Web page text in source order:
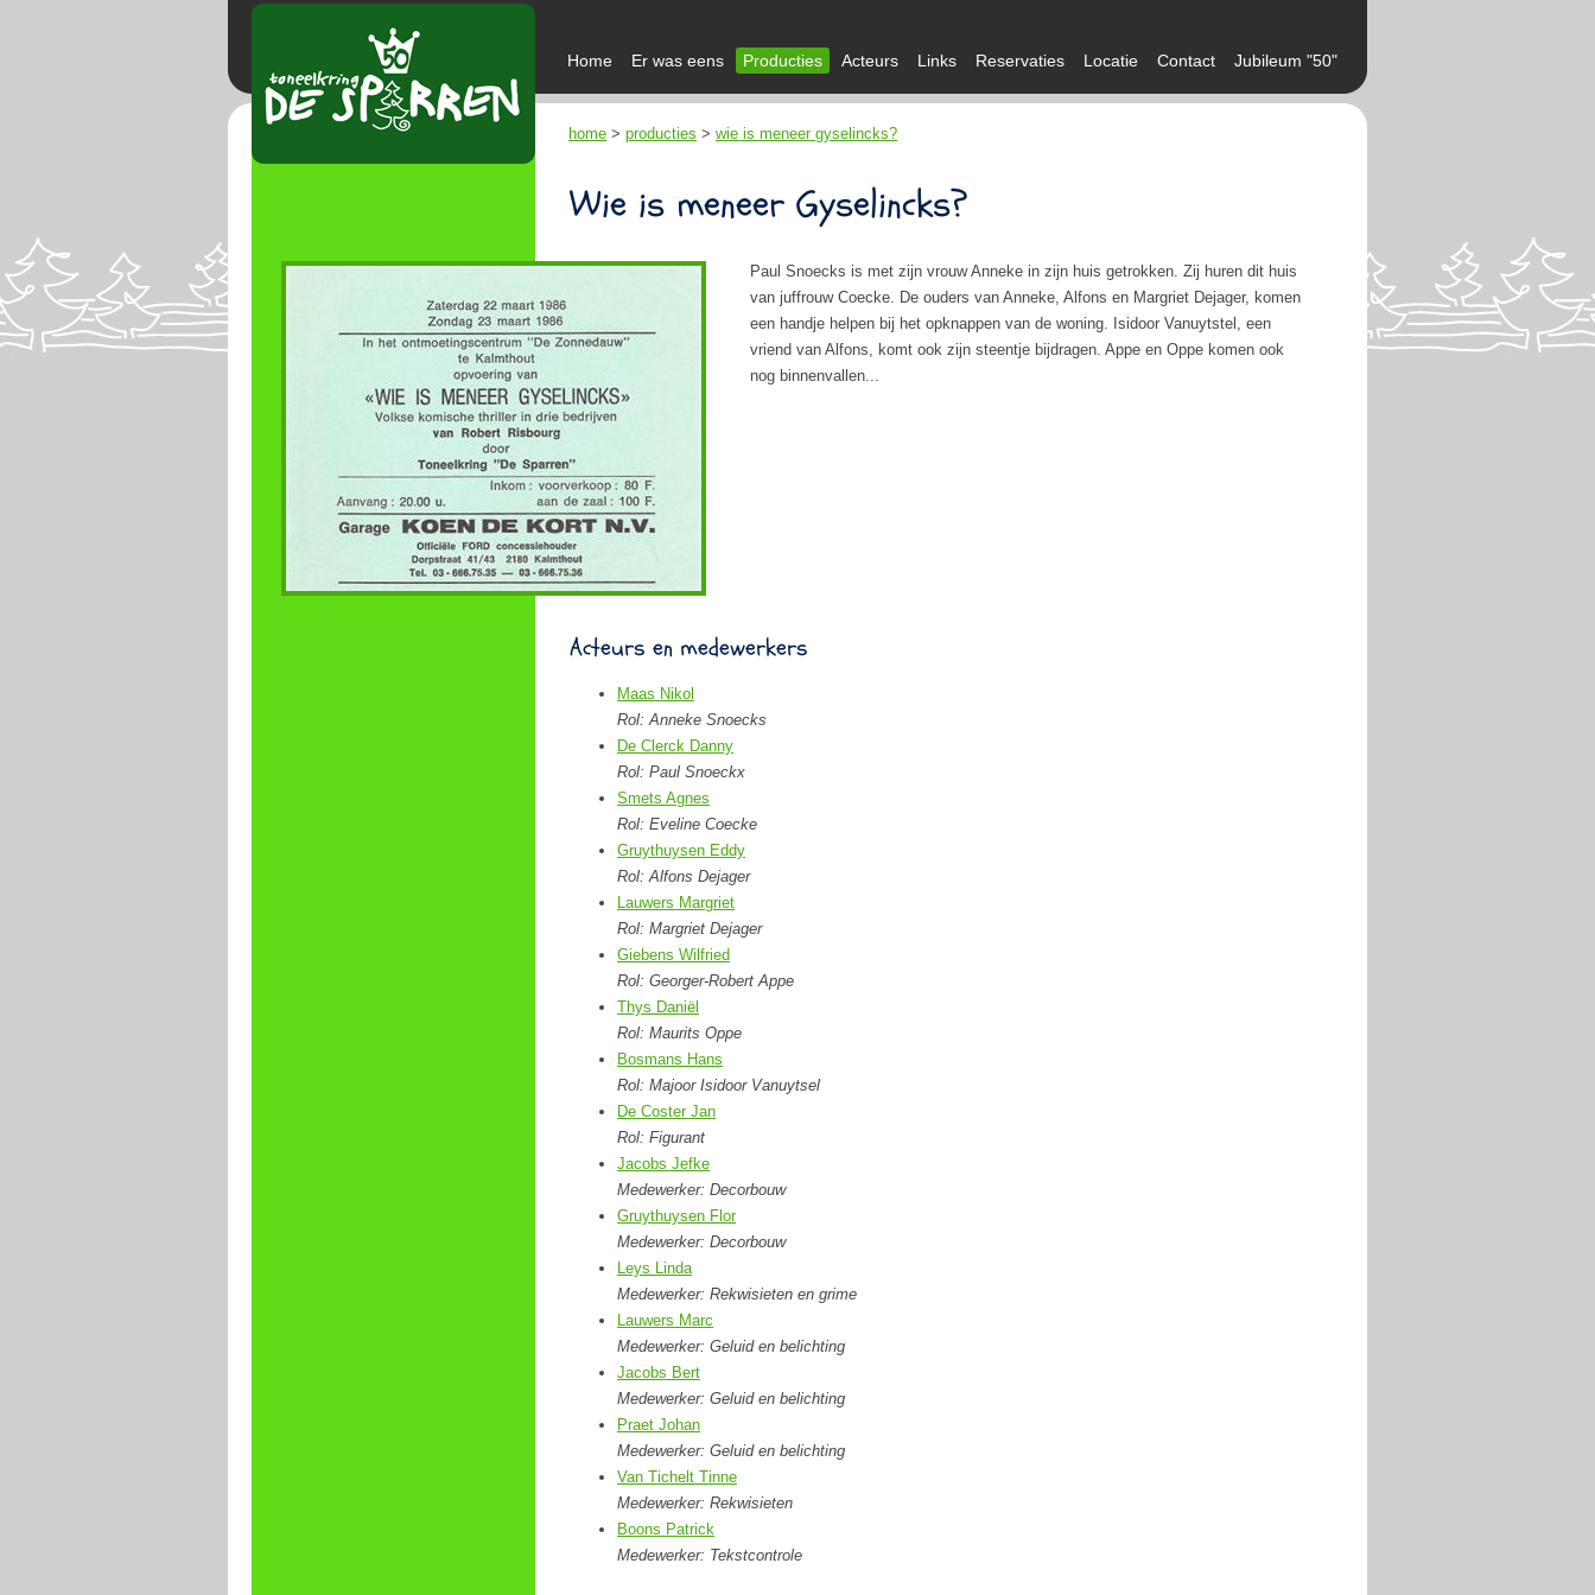
Home Er was eens Producties Acteurs Links Reservaties Locatie Contact Jubileum "50"
home > producties > wie is meneer gyselincks?
Wie is meneer Gyselincks?
Paul Snoecks is met zijn vrouw Anneke in zijn huis getrokken. Zij huren dit huis
van juffrouw Coecke. De ouders van Anneke, Alfons en Margriet Dejager, komen
een handje helpen bij het opknappen van de woning. Isidoor Vanuytstel, een
vriend van Alfons, komt ook zijn steentje bijdragen. Appe en Oppe komen ook
nog binnenvallen...
Acteurs en medewerkers
Maas Nikol
Rol: Anneke Snoecks
De Clerck Danny
Rol: Paul Snoeckx
Smets Agnes
Rol: Eveline Coecke
Gruythuysen Eddy
Rol: Alfons Dejager
Lauwers Margriet
Rol: Margriet Dejager
Giebens Wilfried
Rol: Georger-Robert Appe
Thys Daniël
Rol: Maurits Oppe
Bosmans Hans
Rol: Majoor Isidoor Vanuytsel
De Coster Jan
Rol: Figurant
Jacobs Jefke
Medewerker: Decorbouw
Gruythuysen Flor
Medewerker: Decorbouw
Leys Linda
Medewerker: Rekwisieten en grime
Lauwers Marc
Medewerker: Geluid en belichting
Jacobs Bert
Medewerker: Geluid en belichting
Praet Johan
Medewerker: Geluid en belichting
Van Tichelt Tinne
Medewerker: Rekwisieten
Boons Patrick
Medewerker: Tekstcontrole